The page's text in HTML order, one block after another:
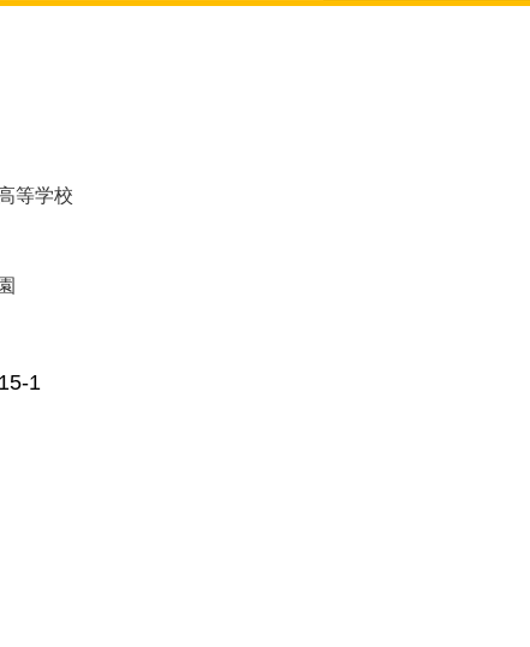
等学校
1